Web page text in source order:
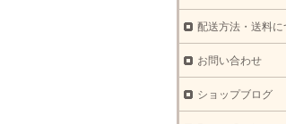
配送方法・送料に
お問い合わせ
ショップブログ